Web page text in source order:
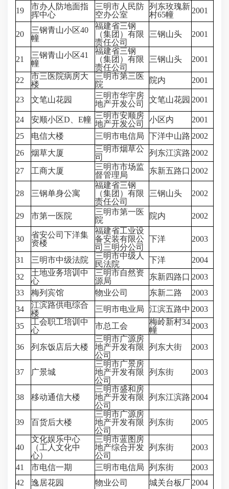
19
市办人防地面指
挥中心
三明市人民防
空办公室
列东玫瑰新
村65幢
2001
20
三钢青山小区40
幢
福建省三钢
（集团）有限
责任公司
三钢山头 2001
21
三钢青山小区41
幢
福建省三钢
（集团）有限
责任公司
三钢山头 2001
22
市三医院病房大
楼
三明市第三医
院
院内 2001
23 文笔山花园
三明市华宇房
地产开发公司
文笔山花园 2001
24 安顺小区D、E幢 三明市安顺房
地产开发公司
小区内
2001
25
电信大楼 三明市电信局 下洋中山路 2002
26
烟草大厦
三明市烟草公
司
列东江滨路 2002
27 工商大厦
三明市市场监
督管理局
东新五路口 2002
28 三钢单身公寓
福建省三钢
（集团）有限
责任公司
三钢山头 2002
29 市第一医院
三明市第一医
院
院内 2002
30
省安公司下洋集
资楼
福建省工业设
备安装有限公
司三明分公司
下洋 2003
31 三明市中级法院
三明市中级人
民法院
下洋
2004
32
土地业务培训中
心
三明市自然资
源局
东新四路口 2003
33
梅列宾馆 物业公司 东新二路
2003
34
江滨路供电综合
楼
三明市电业局 江滨五路中 2003
35
工会职工培训中
心
市总工会
梅岭新村34
幢
2003
36 列东饭店后大楼
三明市广源房
地产开发有限
公司
列东大街 2003
37 广景城
三明市广景房
地产开发有限
公司
列东街 2003
38 移动通信大楼
三明市盛和房
地产开发有限
公司
列东江滨路 2004
39 百货后大楼
三明市广源房
地产开发有限
公司
列东街 2005
40
文化娱乐中心
（工人文化中
心）
三明市蓝图房
地产综合开发
公司
列东街 2003
41 市电信一期 三明市电信局 列东街
2003
42
逸居花园 物业公司 城关台板厂 2004